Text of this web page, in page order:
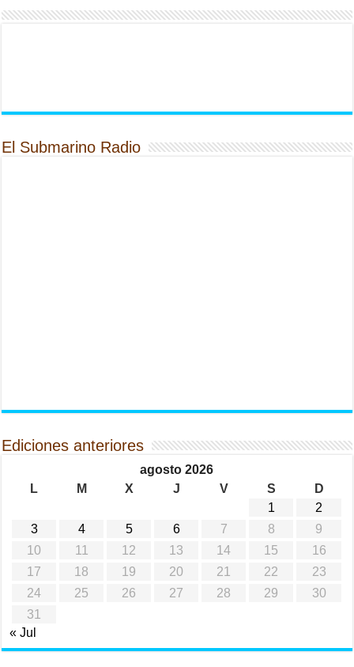
El Submarino Radio
Ediciones anteriores
agosto 2026
L
M X J V S
D
1
2
3
4 5 6 7 8
9
10
11 12 13 14 15
16
17
18 19 20 21 22
23
24
25 26 27 28 29
30
31
« Jul